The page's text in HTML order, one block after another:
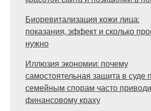
Биоревитализация кожи лица:
показания, эффект и сколько
нужно
Иллюзия экономии: почему
самостоятельная защита в суде
семейным спорам часто
финансовому краху